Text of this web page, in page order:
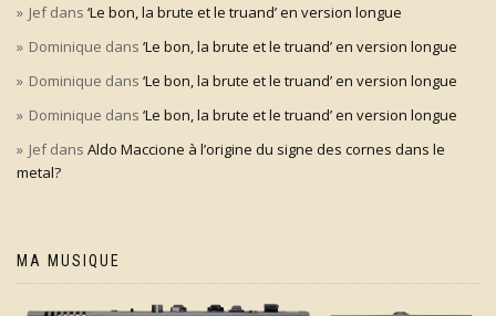
Jefdans ‘Le bon, la brute et le truand’ en version longue
Dominique dans ‘Le bon, la brute et le truand’ en version longue
Dominique dans ‘Le bon, la brute et le truand’ en version longue
Dominique dans ‘Le bon, la brute et le truand’ en version longue
Jefdans Aldo Maccione à l’origine du signe des cornes dans le
metal?
MA MUSIQUE